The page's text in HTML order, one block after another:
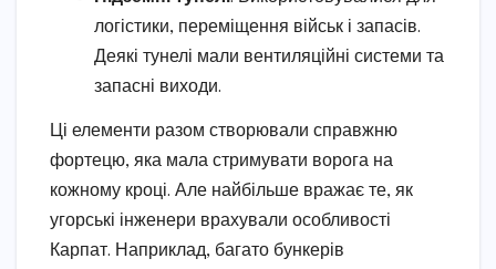
логістики, переміщення військ і запасів.
Деякі тунелі мали вентиляційні системи та
запасні виходи.
Ці елементи разом створювали справжню
фортецю, яка мала стримувати ворога на
кожному кроці. Але найбільше вражає те, як
угорські інженери врахували особливості
Карпат. Наприклад, багато бункерів